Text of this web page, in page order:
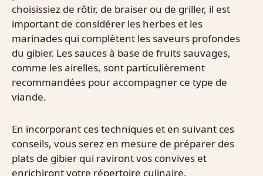
choisissiez de rôtir, de braiser ou de griller, il est
important de considérer les herbes et les
marinades qui complètent les saveurs profondes
du gibier. Les sauces à base de fruits sauvages,
comme les airelles, sont particulièrement
recommandées pour accompagner ce type de
viande.
En incorporant ces techniques et en suivant ces
conseils, vous serez en mesure de préparer des
plats de gibier qui raviront vos convives et
enrichiront votre répertoire culinaire.